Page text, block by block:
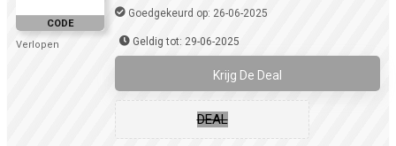
CODE
Verlopen
Goedgekeurd op: 26-06-2025
Geldig tot: 29-06-2025
Krijg De Deal
DEAL